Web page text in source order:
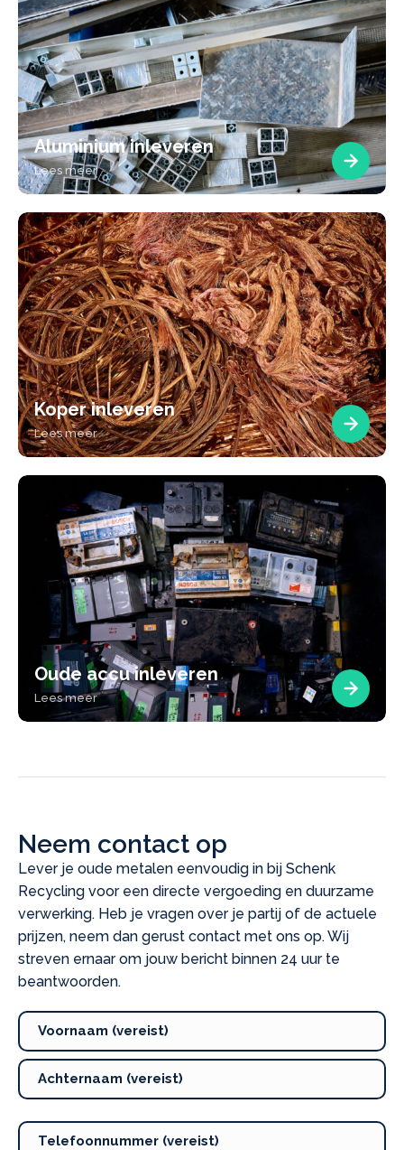
Aluminium inleveren
Lees meer
Koper inleveren
Lees meer
Oude accu inleveren
Lees meer
Neem contact op
Lever je oude metalen eenvoudig in bij Schenk
Recycling voor een directe vergoeding en duurzame
verwerking. Heb je vragen over je partij of de actuele
prijzen, neem dan gerust contact met ons op. Wij
streven ernaar om jouw bericht binnen 24 uur te
beantwoorden.